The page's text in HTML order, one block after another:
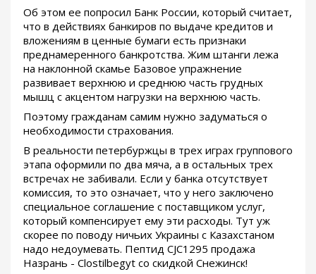
Об этом ее попросил Банк России, который считает,
что в действиях банкиров по выдаче кредитов и
вложениям в ценные бумаги есть признаки
преднамеренного банкротства. Жим штанги лежа
на наклонной скамье Базовое упражнение
развивает верхнюю и среднюю часть грудных
мышц с акцентом нагрузки на верхнюю часть.
Поэтому гражданам самим нужно задуматься о
необходимости страхования.
В реальности петербуржцы в трех играх группового
этапа оформили по два мяча, а в остальных трех
встречах не забивали. Если у банка отсутствует
комиссия, то это означает, что у него заключено
специальное соглашение с поставщиком услуг,
который компенсирует ему эти расходы. Тут уж
скорее по поводу ничьих Украины с Казахстаном
надо недоумевать. Пептид CJC1295 продажа
Назрань - Clostilbegyt со скидкой Снежинск!